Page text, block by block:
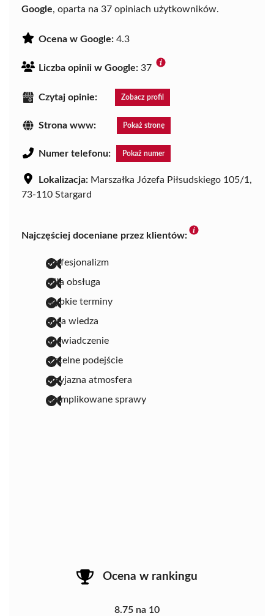
Google, oparta na 37 opiniach użytkowników.
Ocena w Google: 4.3
Liczba opinii w Google: 37
Czytaj opinie: Zobacz profil
Strona www: Pokaż stronę
Numer telefonu: Pokaż numer
Lokalizacja: Marszałka Józefa Piłsudskiego 105/1,
73-110 Stargard
Najczęściej doceniane przez klientów:
profesjonalizm
miła obsługa
szybkie terminy
duża wiedza
doświadczenie
rzetelne podejście
przyjazna atmosfera
skomplikowane sprawy
Ocena w rankingu
8.75 na 10